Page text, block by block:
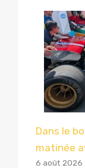
Dans le
matinée
6 août 2026